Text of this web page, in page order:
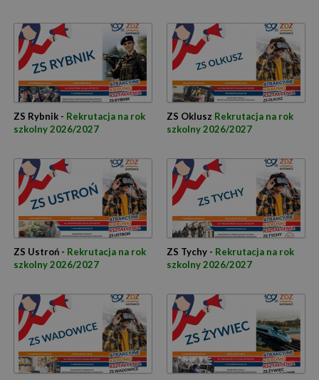
ZS Rybnik - Rekrutacja na rok
szkolny 2026/2027
ZS Oklusz Rekrutacja na rok
szkolny 2026/2027
ZS Ustroń - Rekrutacja na rok
szkolny 2026/2027
ZS Tychy - Rekrutacja na rok
szkolny 2026/2027